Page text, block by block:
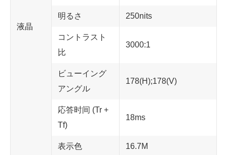
液晶
明るさ 250nits
コントラスト
比
3000:1
ビューイング
アングル
178(H);178(V)
応答时间 (Tr +
Tf)
18ms
表示色 16.7M